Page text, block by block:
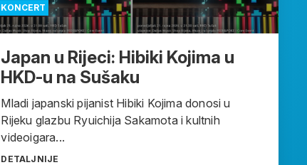
KONCERT
Japan u Rijeci: Hibiki Kojima u
HKD-u na Sušaku
Mladi japanski pijanist Hibiki Kojima donosi u
Rijeku glazbu Ryuichija Sakamota i kultnih
videoigara...
DETALJNIJE